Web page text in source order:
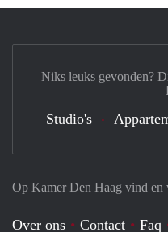
Op Kamer Den Haag vind
Over ons Contact Faq
Niks leuks gevonden?
Studio's